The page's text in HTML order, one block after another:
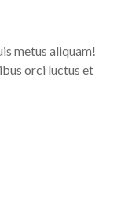
metus aliquam!
orci luctus et